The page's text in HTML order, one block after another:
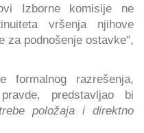
Izborne komisije ne
vršenja njihove
za podnošenje ostavke",
formalnog razrešenja,
predstavljao bi
položaja i direktno